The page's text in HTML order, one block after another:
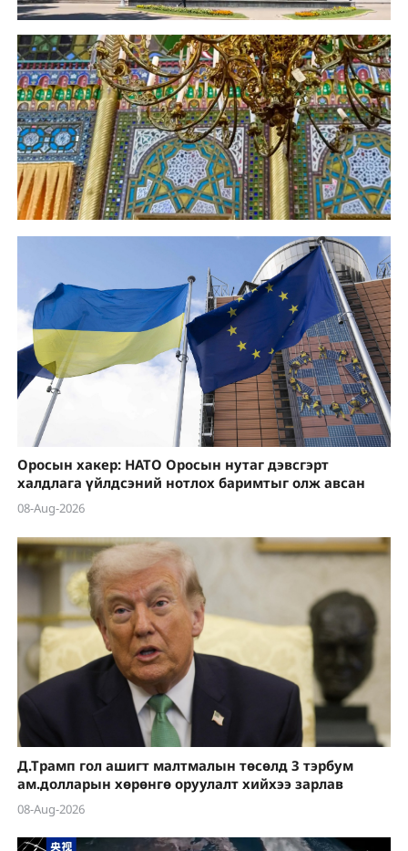
Оросын хакер: НАТО Оросын нутаг дэвсгэрт
халдлага үйлдсэний нотлох баримтыг олж авсан
08-Aug-2026
Д.Трамп гол ашигт малтмалын төсөлд 3 тэрбум
ам.долларын хөрөнгө оруулалт хийхээ зарлав
08-Aug-2026